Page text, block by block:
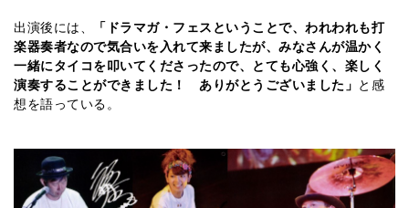
出演後には、
「ドラマガ・フェスということで、われわれも打
楽器奏者なので気合いを入れて来ましたが、みなさんが温かく
一緒にタイコを叩いてくださったので、とても心強く、楽しく
演奏することができました！ ありがとうございました」 と感
想を語っている。